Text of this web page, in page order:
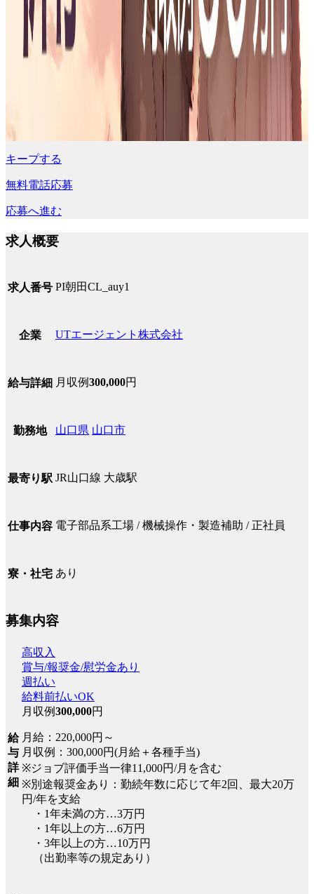
キープする
無料電話応募
応募へ進む
求人概要
求人番号 PI朝田CL_auy1
企業 UTエージェント株式会社
給与詳細 月収例300,000円
勤務地 山口県 山口市
最寄り駅 JR山口線 大歳駅
仕事内容 電子部品系工場 / 機械操作・製造補助 / 正社員
寮・社宅 あり
募集内容
給
与
詳
細
高収入
賞与/報奨金/慰労金あり
週払い
給料前払いOK
月収例300,000円
月給：220,000円～
月収例：300,000円(月給＋各種手当)
※ジョブ評価手当一律11,000円/月を含む
※別途報奨金あり：勤続年数に応じて年2回、最大20万
円/年を支給
・1年未満の方…3万円
・1年以上の方…6万円
・3年以上の方…10万円
（出勤率等の規定あり）